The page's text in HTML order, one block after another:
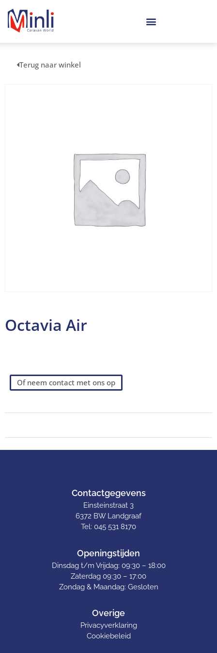
Terug naar winkel
Octavia Air
Of neem contact met ons op
Contactgegevens
Einsteinstraat 3
6372 BW Landgraaf
Tel: 045 531 8170
Openingstijden
Dinsdag t/m Vrijdag: 09:30 – 18:00
Zaterdag 09:30 – 17:00
Zondag & Maandag: Gesloten
Overige
Privacyverklaring
Cookiebeleid